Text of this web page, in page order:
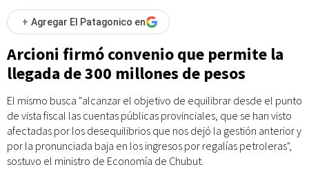
+ Agregar El Patagonico en
Arcioni firmó convenio que permite la
llegada de 300 millones de pesos
El mismo busca "alcanzar el objetivo de equilibrar desde el punto
de vista fiscal las cuentas públicas provinciales, que se han visto
afectadas por los desequilibrios que nos dejó la gestión anterior y
por la pronunciada baja en los ingresos por regalías petroleras",
sostuvo el ministro de Economía de Chubut.